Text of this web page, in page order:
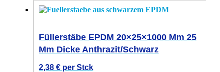
Füllerstäbe EPDM 20×25×1000 Mm 25
Mm Dicke Anthrazit/schwarz
2,38 € per Stck